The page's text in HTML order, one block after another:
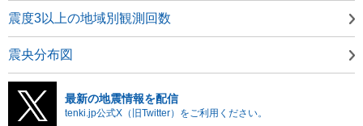
震度3以上の地域別観測回数
震央分布図
最新の地震情報を配信
tenki.jp公式X（旧Twitter）をご利用ください。